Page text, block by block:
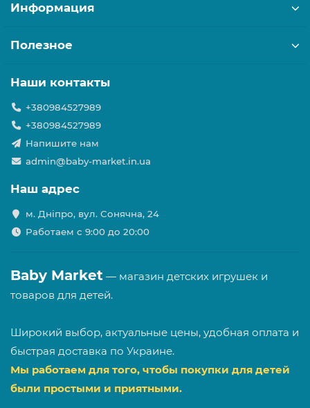
Информация
Полезное
Наши контакты
+380984527989
+380984527989
Напишите нам
admin@baby-market.in.ua
Наш адрес
м. Дніпро, вул. Сонячна, 24
Работаем с 9:00 до 20:00
Baby Market — магазин детских игрушек и
товаров для детей.
Широкий выбор, актуальные цены, удобная оплата и
быстрая доставка по Украине.
Мы работаем для того, чтобы покупки для детей
были простыми и приятными.